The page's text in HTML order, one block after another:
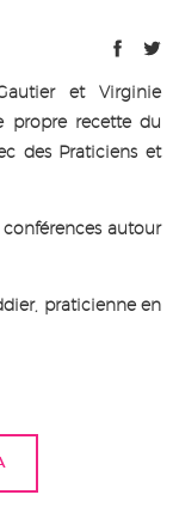
et Virginie
propre recette du
des Praticiens et
autour
praticienne en